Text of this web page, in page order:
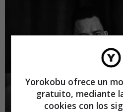
Yorokobu ofrece un
gratuito, mediante
cookies con los